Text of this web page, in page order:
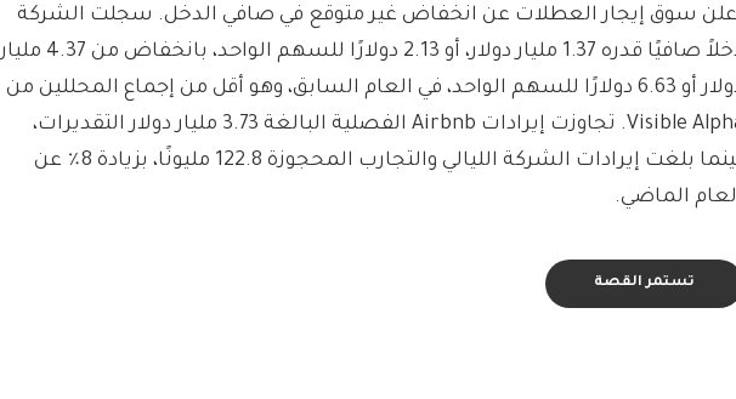
سوق إيجار العطلات عن انخفاض غير متوقع في صافي الدخل. سجلت الشركة
دخلاً صافيًا قدره 1.37 مليار دولار، أو 2.13 دولارًا للسهم الواحد، بانخفاض من 4.37 مليار
دولار أو 6.63 دولارًا للسهم الواحد، في العام السابق، وهو أقل من إجماع المحللين من
Visible Alpha. تجاوزت إيرادات Airbnb الفصلية البالغة 3.73 مليار دولار التقديرات،
بينما بلغت إيرادات الشركة الليالي والتجارب المحجوزة 122.8 مليونًا، بزيادة 8٪ عن
الماضي.
تستمر القصة